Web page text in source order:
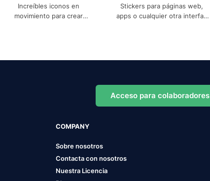
Increíbles iconos en
movimiento para crear
Stickers para páginas web,
apps o cualquier otra interfaz
Acceso para colaboradores
COMPANY
Sobre nosotros
Contacta con nosotros
Nuestra Licencia